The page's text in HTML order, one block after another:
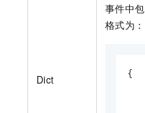
Dict
事件中
格式为：
{